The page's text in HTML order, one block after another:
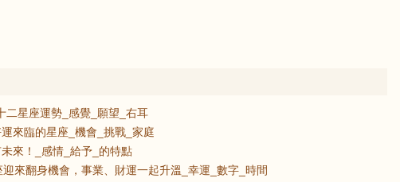
二星座運勢_感覺_願望_右耳
來臨的星座_機會_挑戰_家庭
來！_感情_給予_的特點
來翻身機會，事業、財運一起升溫_幸運_數字_時間